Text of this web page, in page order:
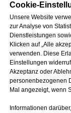
Cookie-
Unsere Website
zur Analyse von
Dienstleistungen
Klicken auf „Alle
verwenden. Diese
Einstellungen
Akzeptanz oder
personenbezogenen
Mal angezeigt, wenn
Informationen
Kontakt
INFORMATION
Impressum
Datenschutz
Allgemeine